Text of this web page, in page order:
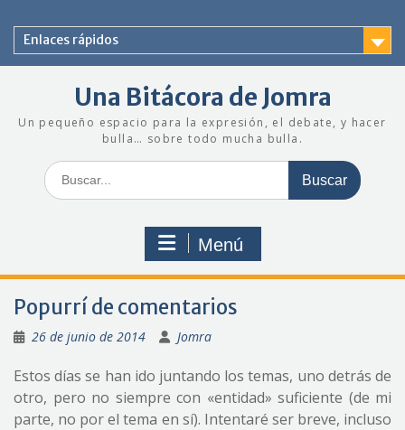
contenido
Enlaces rápidos
Una Bitácora de Jomra
Un pequeño espacio para la expresión, el debate, y hacer
bulla… sobre todo mucha bulla.
Buscar:
Menú
Popurrí de comentarios
26 de junio de 2014 Jomra
Estos días se han ido juntando los temas, uno detrás de
otro, pero no siempre con «entidad» suficiente (de mi
parte, no por el tema en sí). Intentaré ser breve, incluso